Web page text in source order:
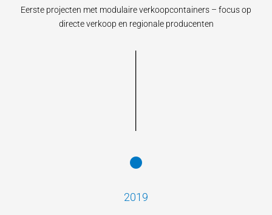
Eerste projecten met modulaire verkoopcontainers – focus op
directe verkoop en regionale producenten
2019